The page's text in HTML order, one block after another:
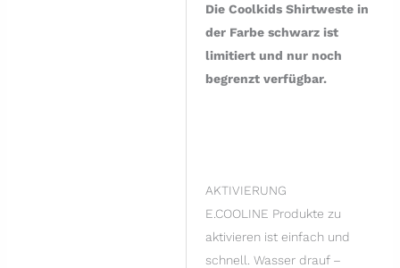
Die Coolkids Shirtweste in
der Farbe schwarz ist
limitiert und nur noch
begrenzt verfügbar.
AKTIVIERUNG
E.COOLINE Produkte zu
aktivieren ist einfach und
schnell. Wasser drauf –